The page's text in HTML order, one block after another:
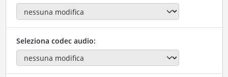
Seleziona codec audio: